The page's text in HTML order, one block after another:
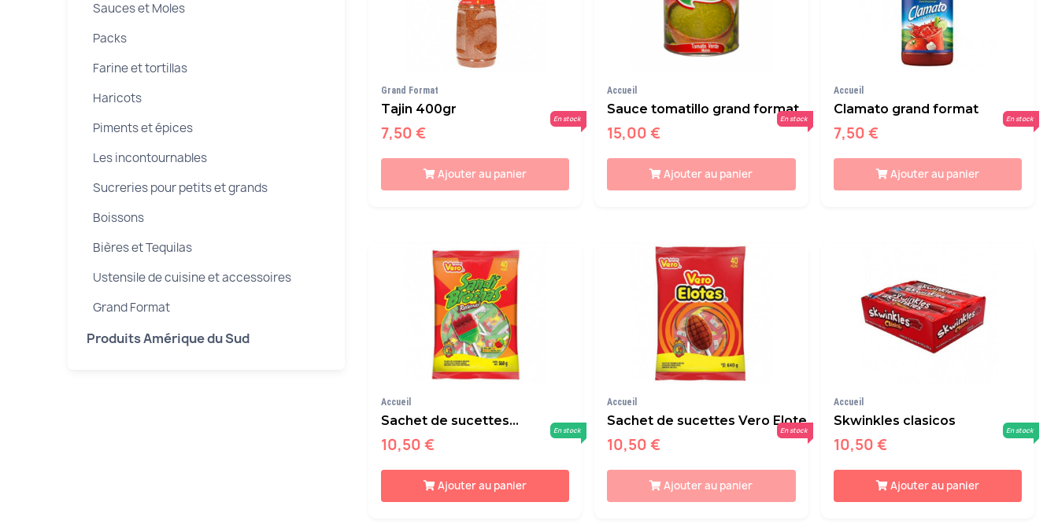
Sauces et Moles
Packs
Farine et tortillas
Haricots
Piments et épices
Les incontournables
Sucreries pour petits et grands
Boissons
Bières et Tequilas
Ustensile de cuisine et accessoires
Grand Format
Produits Amérique du Sud
Grand Format
Tajin 400gr
7,50 €
En stock
Ajouter au panier
Accueil
Sauce tomatillo grand format
15,00 €
En stock
Ajouter au panier
Accueil
Clamato grand format
7,50 €
En stock
Ajouter au panier
Accueil
Sachet de sucettes...
10,50 €
En stock
Ajouter au panier
Accueil
Sachet de sucettes Vero Elote
10,50 €
En stock
Ajouter au panier
Accueil
Skwinkles clasicos
10,50 €
En stock
Ajouter au panier